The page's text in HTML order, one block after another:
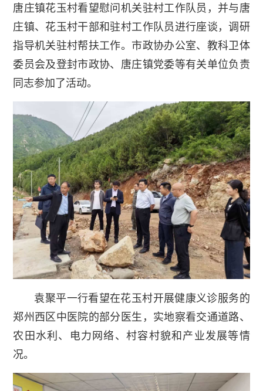
唐庄镇花玉村看望慰问机关驻村工作队员，并与唐
庄镇、花玉村干部和驻村工作队员进行座谈，调研
指导机关驻村帮扶工作。市政协办公室、教科卫体
委员会及登封市政协、唐庄镇党委等有关单位负责
同志参加了活动。
袁聚平一行看望在花玉村开展健康义诊服务的
郑州西区中医院的部分医生，实地察看交通道路、
农田水利、电力网络、村容村貌和产业发展等情
况。